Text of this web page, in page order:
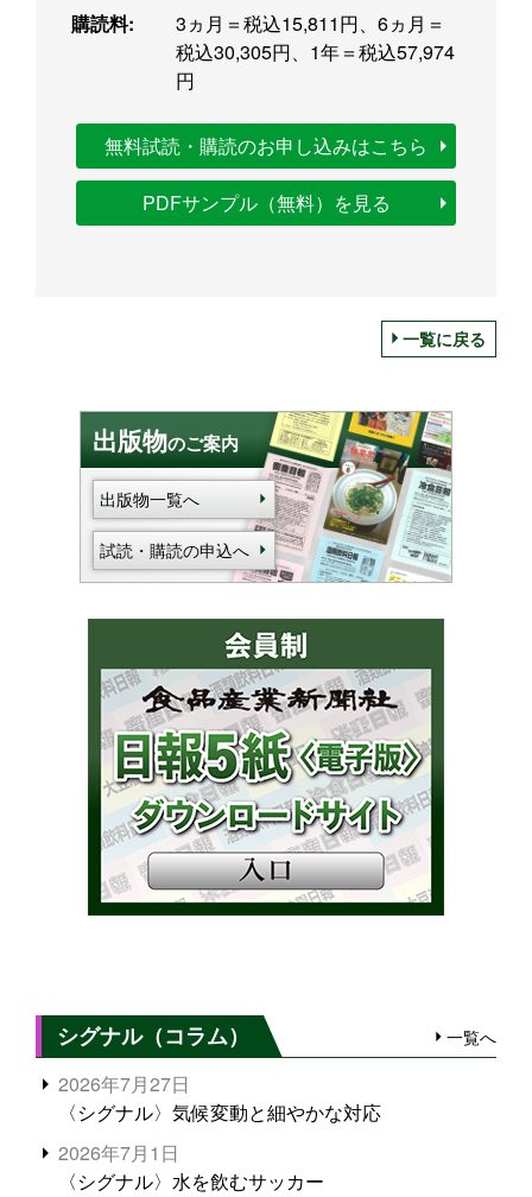
購読料:
3ヵ月＝税込15,811円、6ヵ月＝
税込30,305円、1年＝税込57,974
円
無料試読・購読のお申し込みはこちら
PDFサンプル（無料）を見る
一覧に戻る
出版物のご案内
出版物一覧へ
試読・購読の申込へ
シグナル（コラム） 一覧へ
2026年7月27日
〈シグナル〉気候変動と細やかな対応
2026年7月1日
〈シグナル〉水を飲むサッカー